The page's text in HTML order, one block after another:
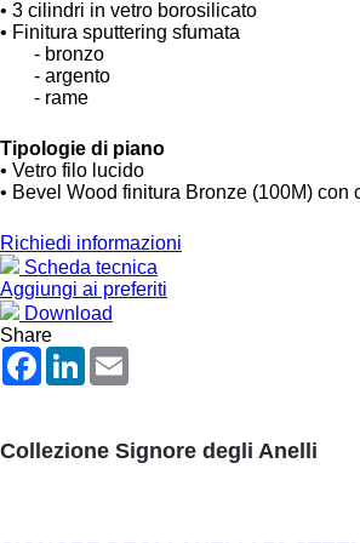
• 3 cilindri in vetro borosilicato
• Finitura sputtering sfumata
- bronzo
- argento
- rame
Tipologie di piano
• Vetro filo lucido
• Bevel Wood finitura Bronze (100M)
Richiedi informazioni
Scheda tecnica
Aggiungi ai preferiti
Download
Share
Facebook
LinkedIn
Collezione Signore degli Anelli